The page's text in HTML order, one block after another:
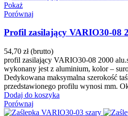
Pokaż
Porównaj
Profil zasilający VARIO30-08
54,70 zł (brutto)
profil zasilający VARIO30-08 2000
wykonany jest z aluminium, kolor –
Dedykowana maksymalna szerokość
przedstawionego profilu wynosi mm.
Dodaj do koszyka
Porównaj